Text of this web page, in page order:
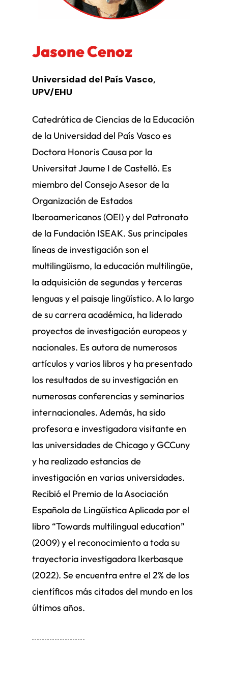
Jasone Cenoz
Universidad del País Vasco,
UPV/EHU
Catedrática de Ciencias de la Educación
de la Universidad del País Vasco es
Doctora Honoris Causa por la
Universitat Jaume I de Castelló. Es
miembro del Consejo Asesor de la
Organización de Estados
Iberoamericanos (OEI) y del Patronato
de la Fundación ISEAK. Sus principales
líneas de investigación son el
multilingüismo, la educación multilingüe,
la adquisición de segundas y terceras
lenguas y el paisaje lingüístico. A lo largo
de su carrera académica, ha liderado
proyectos de investigación europeos y
nacionales. Es autora de numerosos
artículos y varios libros y ha presentado
los resultados de su investigación en
numerosas conferencias y seminarios
internacionales. Además, ha sido
profesora e investigadora visitante en
las universidades de Chicago y GCCuny
y ha realizado estancias de
investigación en varias universidades.
Recibió el Premio de la Asociación
Española de Lingüística Aplicada por el
libro “Towards multilingual education”
(2009) y el reconocimiento a toda su
trayectoria investigadora Ikerbasque
(2022). Se encuentra entre el 2% de los
científicos más citados del mundo en los
últimos años.